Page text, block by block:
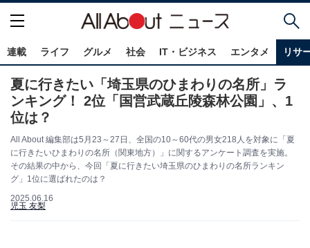
連載 ライフ グルメ 社会 IT・ビジネス エンタメ リサ
夏に行きたい「埼玉県のひまわりの名所」ラ
ンキング！ 2位「国営武蔵丘陵森林公園」、1
位は？
All About 編集部は5月23～27日、全国の10～60代の男女218人を対象に「夏
に行きたいひまわりの名所（関東地方）」に関するアンケート調査を実施。
その結果の中から、今回「夏に行きたい埼玉県のひまわりの名所ランキン
グ」1位に選ばれたのは？
2025.06.16
児玉 友梨